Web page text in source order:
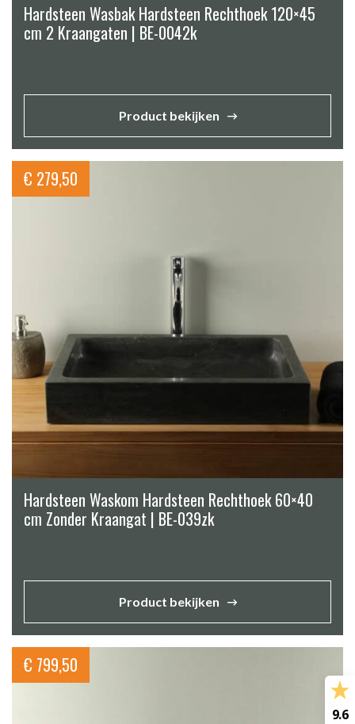
Hardsteen Wasbak Hardsteen Rechthoek 120×45
cm 2 Kraangaten | BE-0042k
Product bekijken
€ 279,50
Hardsteen Waskom Hardsteen Rechthoek 60×40
cm Zonder Kraangat | BE-039zk
Product bekijken
€ 799,50
9.6